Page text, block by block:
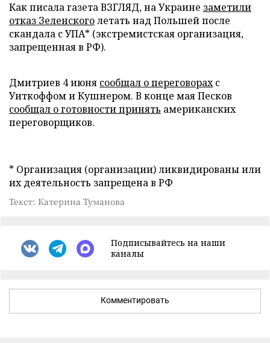
Как писала газета ВЗГЛЯД, на Украине заметили
отказ Зеленскоголетать над Польшей после
скандала с УПА* (экстремистская организация,
запрещенная в РФ).
Дмитриев 4 июня сообщал о переговорахс
Уиткоффом и Кушнером. В конце мая Песков
сообщал о готовности принять американских
переговорщиков.
* Организация (организации) ликвидированы или
их деятельность запрещена в РФ
Текст: Катерина Туманова
Подписывайтесь на наши
каналы
Комментировать